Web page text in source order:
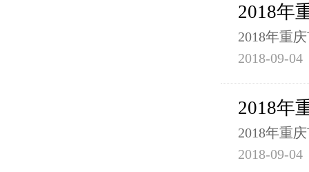
2018年
2018年重
2018-09-04
2018年
2018年重
2018-09-04